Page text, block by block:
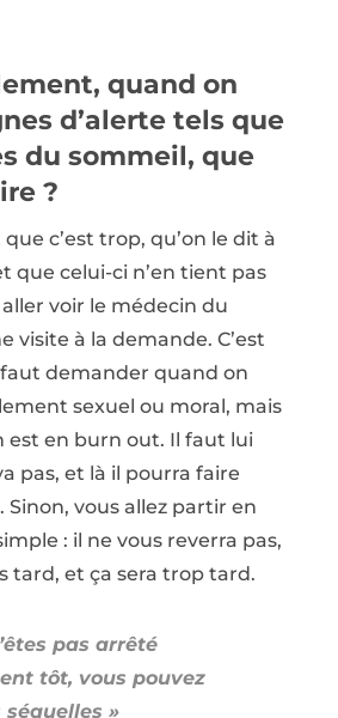
quand on
d’alerte tels que
du sommeil, que
?
c’est trop, qu’on le dit à
que celui-ci n’en tient pas
voir le médecin du
visite à la demande. C’est
faut demander quand on
sexuel ou moral, mais
est en burn out. Il faut lui
pas, et là il pourra faire
Sinon, vous allez partir en
: il ne vous reverra pas,
tard, et ça sera trop tard.
pas arrêté
tôt, vous pouvez
»